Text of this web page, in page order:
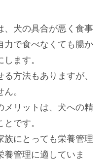
、犬の具合が悪く食事
力で食べなくても腸か
ます。
方法もありますが、
。
メリットは、犬への精
です。
族にとっても栄養管理
養管理に適していま